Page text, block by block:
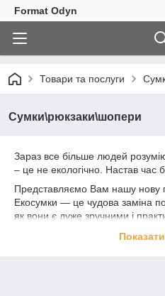
Format Odyn
Товари та послуги
Сумки\рюкзаки\шопери
Зараз все більше людей
– це не екологічно. Настав час
Представляємо Вам нашу нову
Екосумки — це чудова заміна
як вони є дуже зручними і